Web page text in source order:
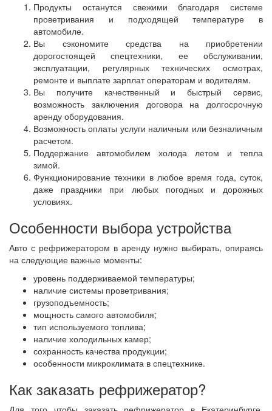
Продукты останутся свежими благодаря системе
проветривания и подходящей температуре в
автомобиле.
Вы сэкономите средства на приобретении
дорогостоящей спецтехники, ее обслуживании,
эксплуатации, регулярных технических осмотрах,
ремонте и выплате зарплат операторам и водителям.
Вы получите качественный и быстрый сервис,
возможность заключения договора на долгосрочную
аренду оборудования.
Возможность оплаты услуги наличным или безналичным
расчетом.
Поддержание автомобилем холода летом и тепла
зимой.
Функционирование техники в любое время года, суток,
даже праздники при любых погодных и дорожных
условиях.
Особенности выбора устройства
Авто с рефрижератором в аренду нужно выбирать, опираясь
на следующие важные моменты:
уровень поддерживаемой температуры;
наличие системы проветривания;
грузоподъемность;
мощность самого автомобиля;
тип используемого топлива;
наличие холодильных камер;
сохранность качества продукции;
особенности микроклимата в спецтехнике.
Как заказать рефрижератор?